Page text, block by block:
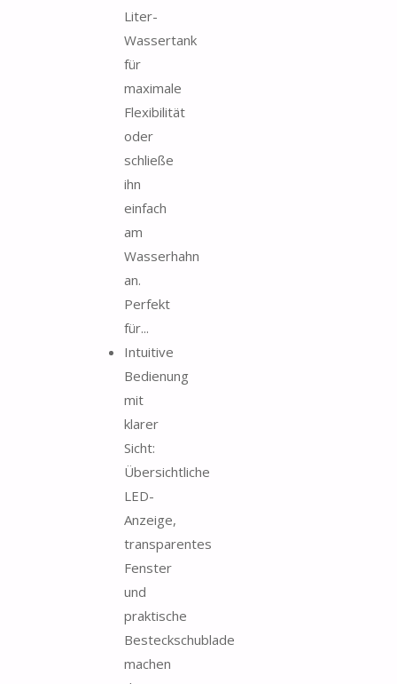
Liter-
Wassertank
für
maximale
Flexibilität
oder
schließe
ihn
einfach
am
Wasserhahn
an.
Perfekt
für...
Intuitive
Bedienung
mit
klarer
Sicht:
Übersichtliche
LED-
Anzeige,
transparentes
Fenster
und
praktische
Besteckschublade
machen